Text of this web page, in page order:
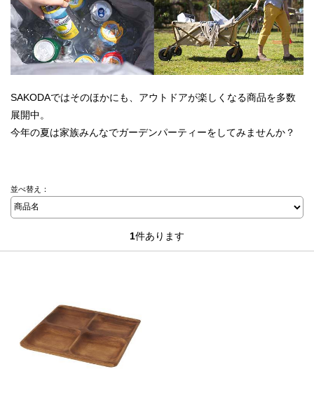
SAKODAではそのほかにも、アウトドアが楽しくなる商品を多数
展開中。
今年の夏は家族みんなでガーデンパーティーをしてみませんか？
並べ替え：
1件あります